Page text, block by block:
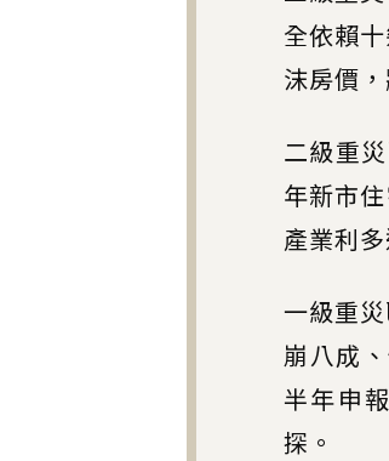
全依賴
沫房價
二級重
年新市
產業利
一級重
崩八成
半年申
探。